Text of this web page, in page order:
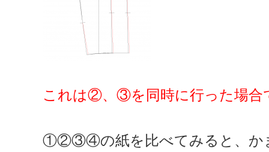
これは②、③を同時に行った場合
①②③④の紙を比べてみると、か